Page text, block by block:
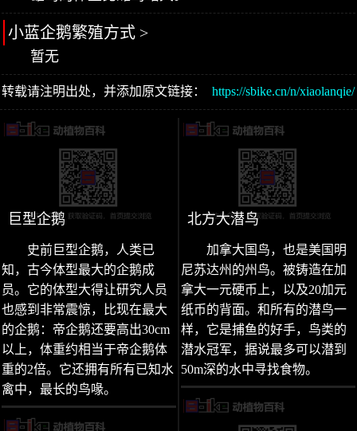
小蓝企鹅繁殖方式 >
暂无
转载请注明出处，并添加原文链接： https://sbike.cn/n/xiaolanqie/
巨型企鹅
史前巨型企鹅，人类已
知，古今体型最大的企鹅成
员。它的体型大得让研究人员
也感到非常震惊，比现在最大
的企鹅：帝企鹅还要高出30cm
以上，体重约相当于帝企鹅体
重的2倍。它还拥有所有已知水
禽中，最长的鸟喙。
北方大潜鸟
加拿大国鸟，也是美国明
尼苏达州的州鸟。被铸造在加
拿大一元硬币上，以及20加元
纸币的背面。和所有的潜鸟一
样，它是捕鱼的好手，鸟类的
潜水冠军，据说最多可以潜到
50m深的水中寻找食物。